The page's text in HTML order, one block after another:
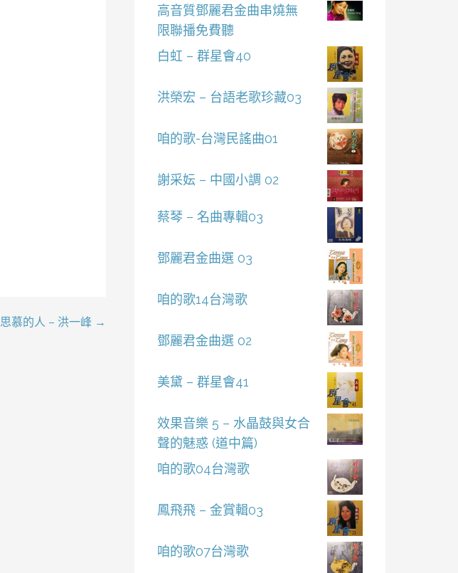
思慕的人 – 洪一峰 →
高音質鄧麗君金曲串燒無
限聯播免費聽
白虹 – 群星會40
洪榮宏 – 台語老歌珍藏03
咱的歌-台灣民謠曲01
謝采妘 – 中國小調 02
蔡琴 – 名曲專輯03
鄧麗君金曲選 03
咱的歌14台灣歌
鄧麗君金曲選 02
美黛 – 群星會41
效果音樂 5 – 水晶鼓與女合
聲的魅惑 (道中篇)
咱的歌04台灣歌
鳳飛飛 – 金賞輯03
咱的歌07台灣歌